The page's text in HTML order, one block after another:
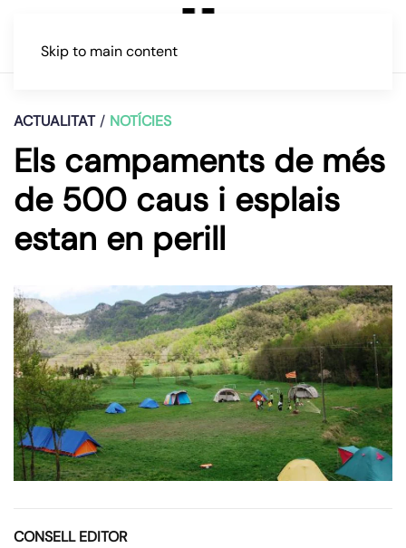
Skip to main content
ACTUALITAT NOTÍCIES
Els campaments de més
de 500 caus i esplais
estan en perill
CONSELL EDITOR